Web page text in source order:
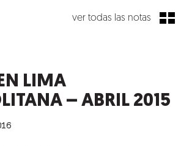
ver todas las notas
LIMA
– ABRIL 2015